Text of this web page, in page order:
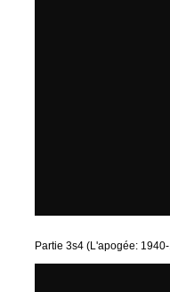
Partie 3s4 (L'apogée: